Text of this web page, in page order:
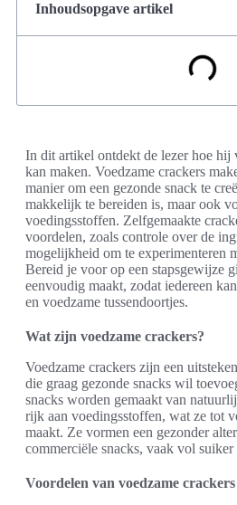
Inhoudsopgave artikel
In dit artikel ontdekt de lezer hoe hij
kan maken. Voedzame crackers
manier om een gezonde snack te
makkelijk te bereiden is, maar ook
voedingsstoffen. Zelfgemaakte
voordelen, zoals controle over de
mogelijkheid om te experimenteren
Bereid je voor op een stapsgewijze
eenvoudig maakt, zodat iedereen
en voedzame tussendoortjes.
Wat zijn voedzame crackers?
Voedzame crackers zijn een
die graag gezonde snacks wil
snacks worden gemaakt van
rijk aan voedingsstoffen, wat ze tot
maakt. Ze vormen een gezonder
commerciële snacks, vaak vol suiker
Voordelen van voedzame crackers